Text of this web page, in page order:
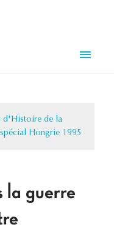
d'Histoire de la
Hongrie 1995
la guerre